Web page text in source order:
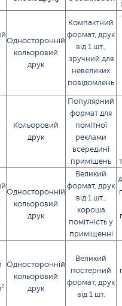
Односторонній
кольоровий
друк
Компактний
формат, друк
від 1 шт.,
зручний для
невеликих
повідомлень
Кольоровий
друк
Популярний
формат для
помітної
реклами
всередині
приміщень
Односторонній
кольоровий
друк
Великий
формат, друк
від 1 шт.,
хороша
помітність у
приміщенні
Односторонній
кольоровий
друк
Великий
постерний
формат, друк
від 1 шт.